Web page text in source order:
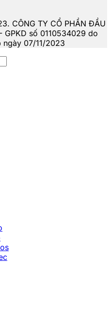
CÔNG TY CỔ PHẦN ĐẦU
GPKD số 0110534029 do
ngày 07/11/2023